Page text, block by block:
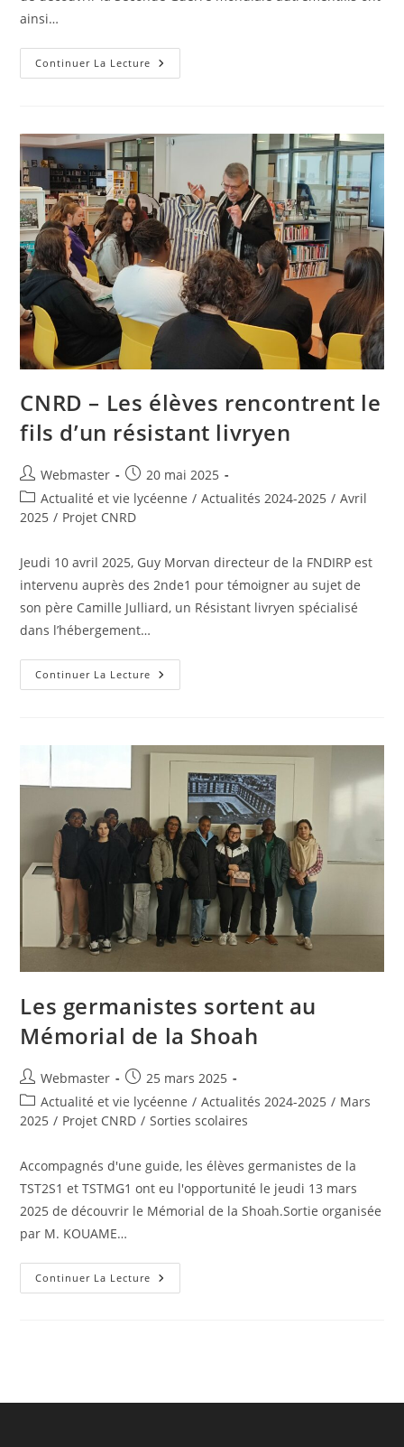
ainsi…
Continuer La Lecture Parcours
De
De
Livry-
Gargan
CNRD – Les élèves rencontrent le
fils d’un résistant livryen
Auteur/autrice
de
la
Webmaster
Publication
publiée :
20 mai 2025
Post
category:
Actualité et vie lycéenne / Actualités 2024-2025 / Avril
2025 / Projet CNRD
Jeudi 10 avril 2025, Guy Morvan directeur de la FNDIRP est
intervenu auprès des 2nde1 pour témoigner au sujet de
son père Camille Julliard, un Résistant livryen spécialisé
dans l’hébergement…
Continuer La Lecture CNRD
–
Fils
D’un
Résistant
Livryen
Les germanistes sortent au
Mémorial de la Shoah
Auteur/autrice
de
la
publication :
Webmaster
Publication
publiée :
25 mars 2025
Post
category:
Actualité et vie lycéenne / Actualités 2024-2025 / Mars
2025 / Projet CNRD / Sorties scolaires
Accompagnés d'une guide, les élèves germanistes de la
TST2S1 et TSTMG1 ont eu l'opportunité le jeudi 13 mars
2025 de découvrir le Mémorial de la Shoah.Sortie organisée
par M. KOUAME…
Continuer La Lecture Les
Germanistes